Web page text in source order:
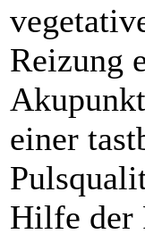
Reizung
einer
Hilfe der